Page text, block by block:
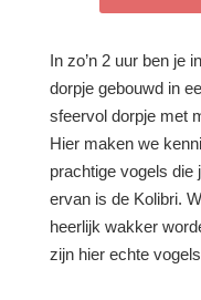
In zo’n 2 uur ben je
dorpje gebouwd in
sfeervol dorpje met
Hier maken we
prachtige vogels die
ervan is de Kolibri.
heerlijk wakker
zijn hier echte